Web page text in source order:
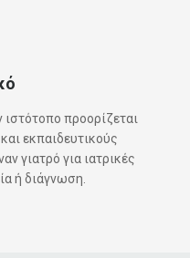
προορίζεται
εκπαιδευτικούς
γιατρό για ιατρικές
ή διάγνωση.